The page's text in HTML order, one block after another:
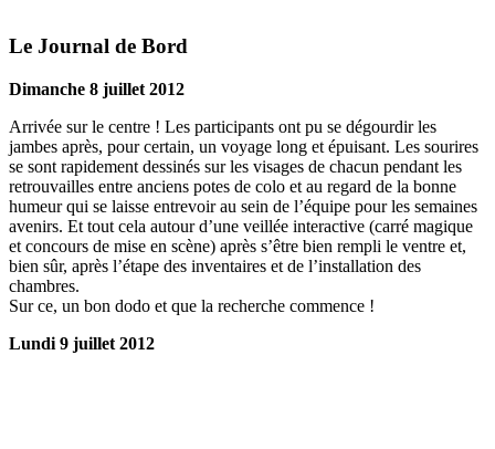
Le Journal de Bord
Dimanche 8 juillet 2012
Arrivée sur le centre ! Les participants ont pu se dégourdir les
jambes après, pour certain, un voyage long et épuisant. Les sourires
se sont rapidement dessinés sur les visages de chacun pendant les
retrouvailles entre anciens potes de colo et au regard de la bonne
humeur qui se laisse entrevoir au sein de l’équipe pour les semaines
avenirs. Et tout cela autour d’une veillée interactive (carré magique
et concours de mise en scène) après s’être bien rempli le ventre et,
bien sûr, après l’étape des inventaires et de l’installation des
chambres.
Sur ce, un bon dodo et que la recherche commence !
Lundi 9 juillet 2012